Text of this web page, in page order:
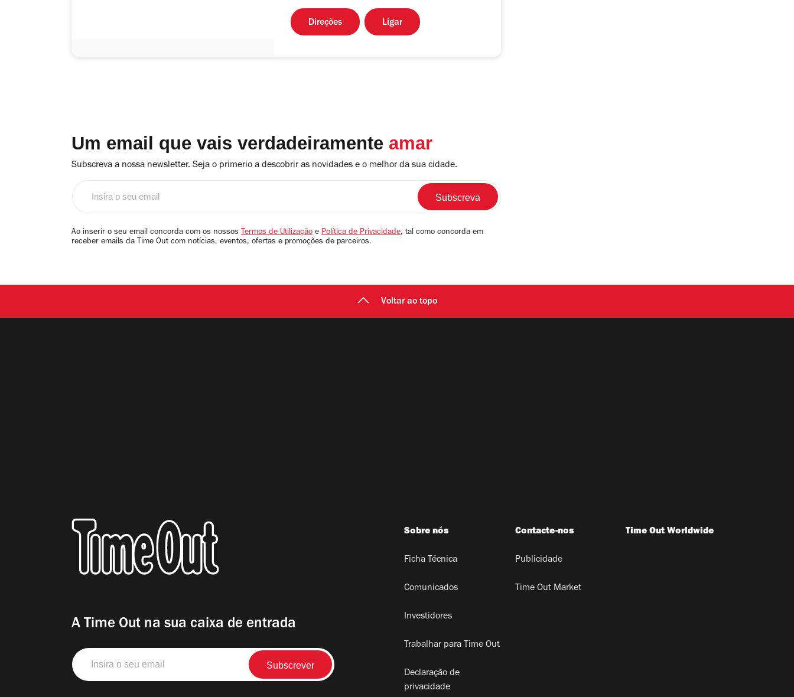
Direções Ligar
Um email que vais verdadeiramente amar
Subscreva a nossa newsletter. Seja o primerio a descobrir as novidades e o melhor da sua cidade.
email
Ao inserir o seu email concorda com os nossos Termos de Utilização e Política de Privacidade, tal como concorda em
receber emails da Time Out com notícias, eventos, ofertas e promoções de parceiros.
Voltar ao topo
A Time Out na sua caixa de entrada
Insira
o
seu
Sobre nós
Ficha Técnica
Comunicados
Investidores
Trabalhar para Time Out
Declaração de
privacidade
Contacte-nos
Publicidade
Time Out Market
Time Out Worldwide